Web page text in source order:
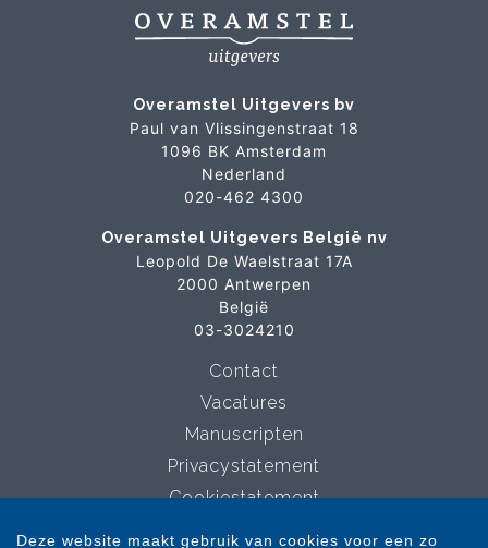
Overamstel Uitgevers bv
Paul van Vlissingenstraat 18
1096 BK Amsterdam
Nederland
020-462 4300
Overamstel Uitgevers België nv
Leopold De Waelstraat 17A
2000 Antwerpen
België
03-3024210
Contact
Vacatures
Manuscripten
Privacystatement
Cookiestatement
Deze website maakt gebruik van cookies voor een zo